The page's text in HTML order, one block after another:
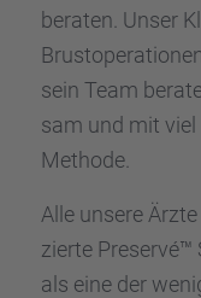
beraten. Unser
sein Team
sam und mit
Methode.
Alle unsere
zierte Preservé™
als eine der